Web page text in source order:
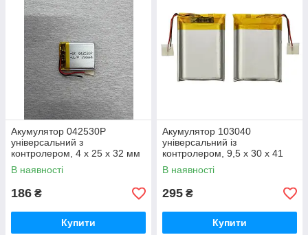
Акумулятор 042530P
універсальний з
контролером, 4 х 25 х 32 мм
(350 mAh)
В наявності
186 ₴
Купити
Акумулятор 103040
універсальний із
контролером, 9,5 х 30 х 41
мм (1200 mAh) 1 шт.
В наявності
295 ₴
Купити